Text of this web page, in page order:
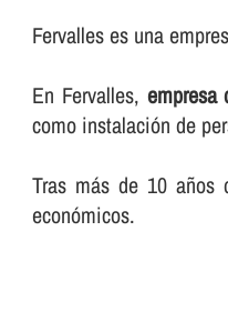
Fervalles es una
En Fervalles, empresa
como instalación de
Tras más de 10 años
económicos.